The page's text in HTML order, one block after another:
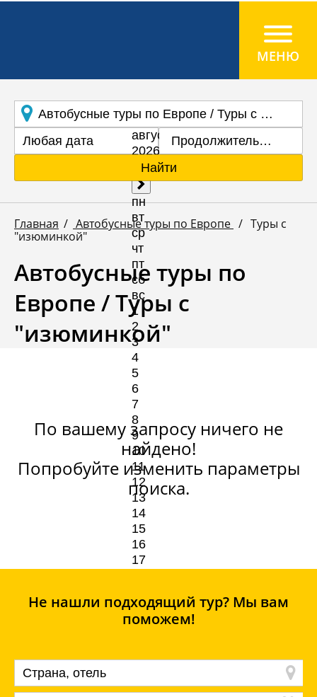
Продолжительность
Найти
Главная Автобусные туры по Европе
Туры с
"изюминкой"
Автобусные туры по
Европе / Туры с
"изюминкой"
По вашему запросу ничего не
найдено!
Попробуйте изменить параметры
поиска.
Не нашли подходящий тур? Мы вам
поможем!